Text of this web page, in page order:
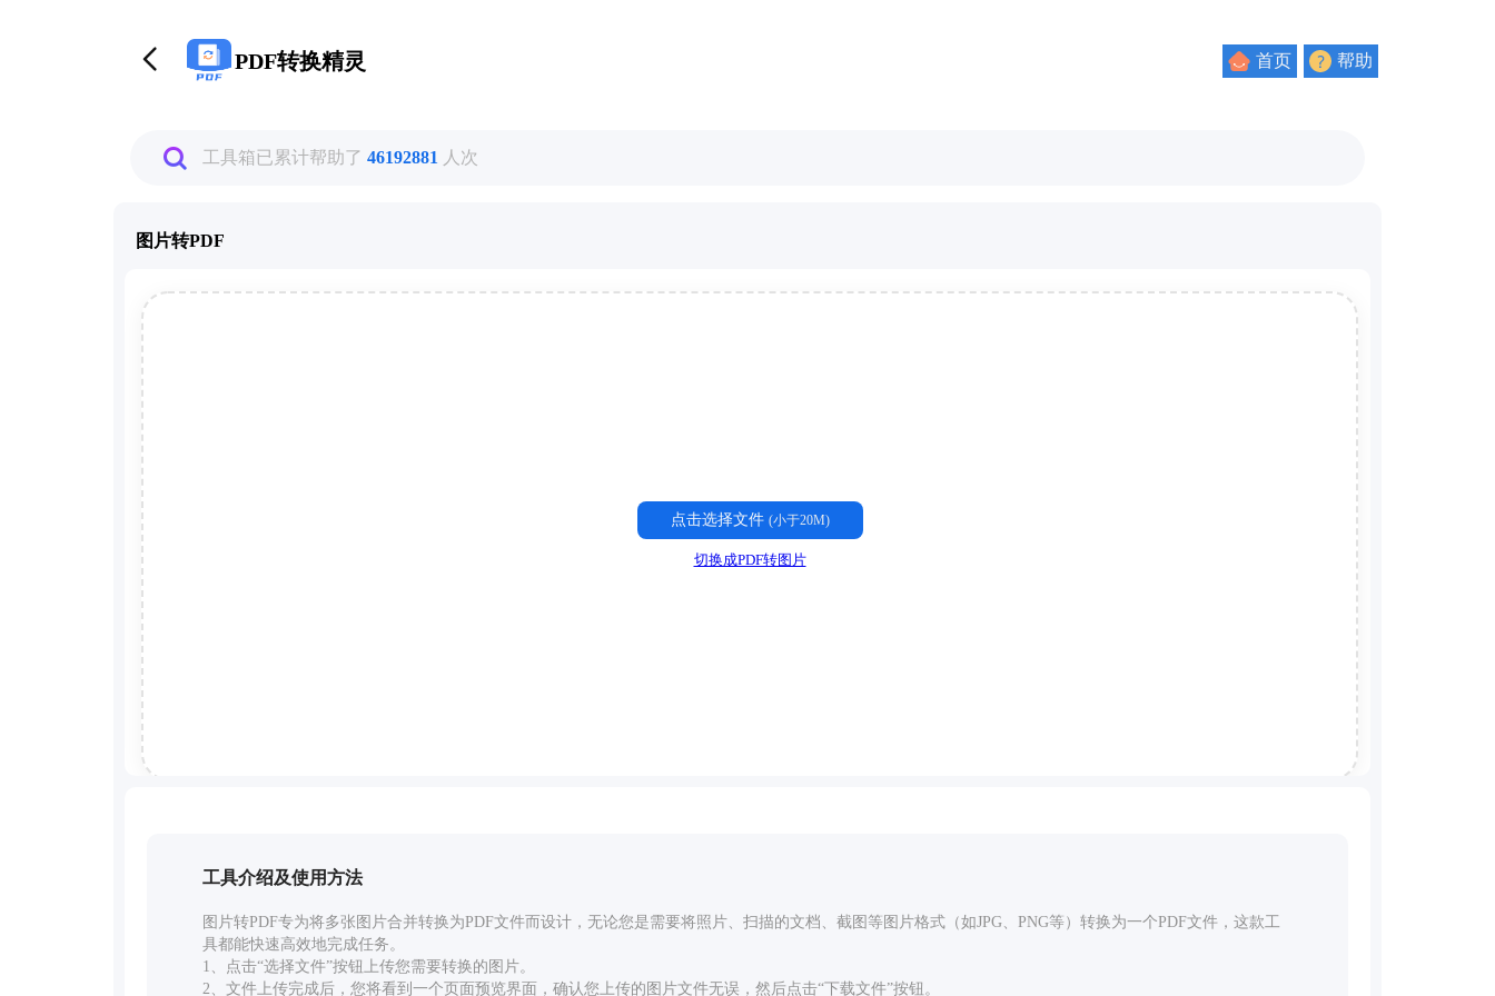
PDF转换精灵 首页 帮助
工具箱已累计帮助了 46192881 人次
图片转PDF
点击选择文件 (小于20M)
切换成PDF转图片
工具介绍及使用方法
图片转PDF专为将多张图片合并转换为PDF文件而设计，无论您是需要将照片、扫描的文档、截图等图片格式（如JPG、PNG等）转换为一个PDF文件，这款工
具都能快速高效地完成任务。
1、点击“选择文件”按钮上传您需要转换的图片。
2、文件上传完成后，您将看到一个页面预览界面，确认您上传的图片文件无误，然后点击“下载文件”按钮。